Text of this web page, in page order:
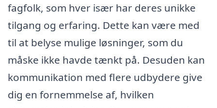
fagfolk, som hver især har deres unikke
tilgang og erfaring. Dette kan være med
til at belyse mulige løsninger, som du
måske ikke havde tænkt på. Desuden kan
kommunikation med flere udbydere give
dig en fornemmelse af, hvilken